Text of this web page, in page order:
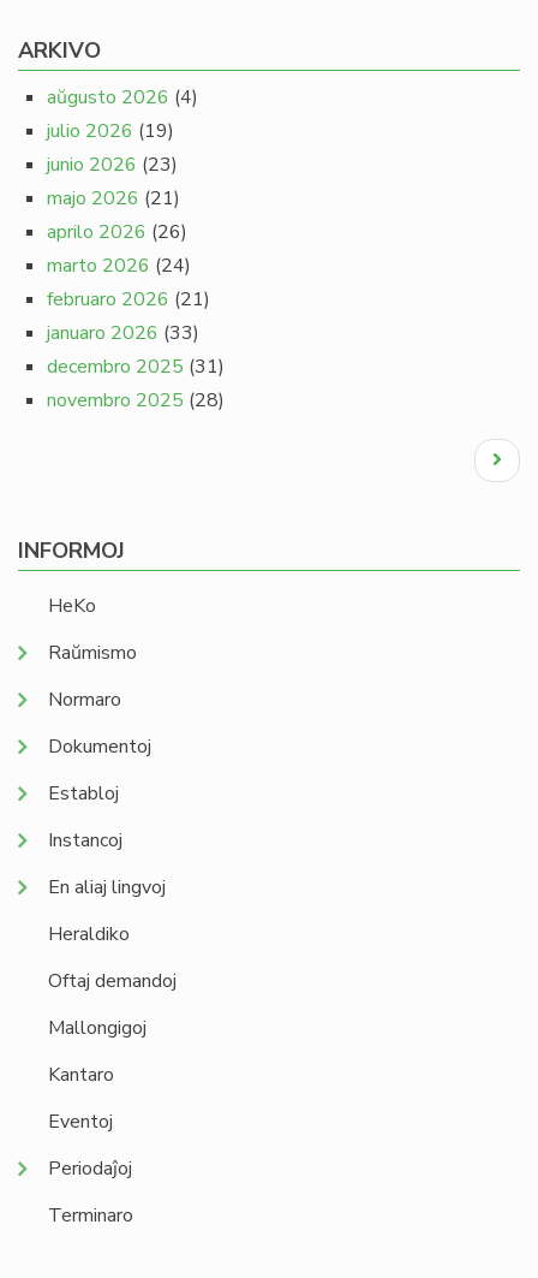
ARKIVO
aŭgusto 2026 (4)
julio 2026 (19)
junio 2026 (23)
majo 2026 (21)
aprilo 2026 (26)
marto 2026 (24)
februaro 2026 (21)
januaro 2026 (33)
decembro 2025 (31)
novembro 2025 (28)
Next
page
INFORMOJ
HeKo
Raŭmismo
Normaro
Dokumentoj
Establoj
Instancoj
En aliaj lingvoj
Heraldiko
Oftaj demandoj
Mallongigoj
Kantaro
Eventoj
Periodaĵoj
Terminaro